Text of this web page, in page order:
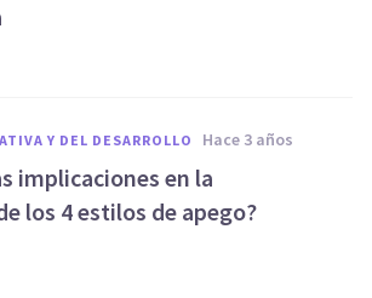
Y DEL DESARROLLO hace 3 años
implicaciones en la
los 4 estilos de apego?